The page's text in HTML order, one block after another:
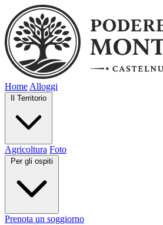
Home Alloggi
Il Territorio
Agricoltura Foto
Per gli ospiti
Prenota un soggiorno